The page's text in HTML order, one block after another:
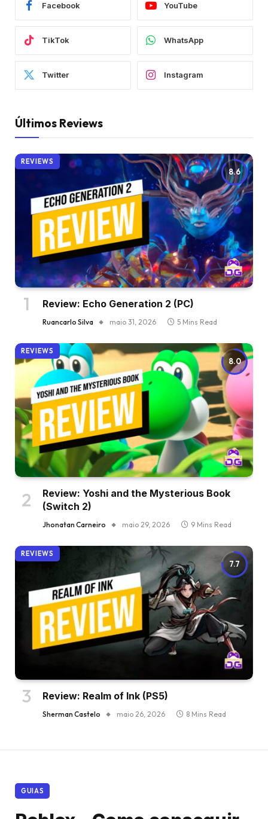
Facebook YouTube
TikTok WhatsApp
Twitter Instagram
Últimos Reviews
8.6
REVIEWS
Review: Echo Generation 2 (PC)
Ruancarlo Silva maio 31, 2026 5 Mins Read
8.0
REVIEWS
Review: Yoshi and the Mysterious Book
(Switch 2)
Jhonatan Carneiro maio 29, 2026 9 Mins Read
7.7
REVIEWS
Review: Realm of Ink (PS5)
Sherman Castelo maio 26, 2026 8 Mins Read
GUIAS